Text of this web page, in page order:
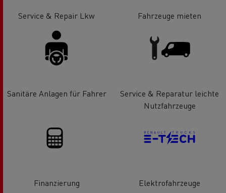
Service & Repair Lkw Fahrzeuge mieten
Sanitäre Anlagen für Fahrer
Service & Reparatur leichte
Nutzfahrzeuge
Finanzierung Elektrofahrzeuge